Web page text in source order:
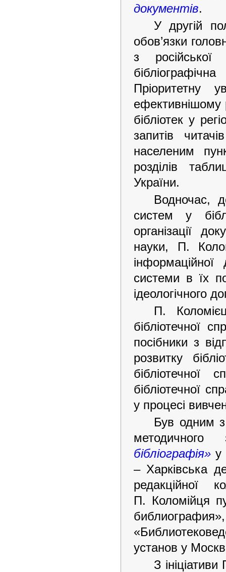
документів.
У другій
обов’язки
з російської
Пріоритетну
ефективнішому
бібліотек у
запитів
населеним
розділів
України.
Водночас,
систем у
організації
науки, П.
інформаційної
системи в їх
ідеологічного
П.
бібліотечної
посібники з
розвитку
бібліотечної
бібліотечної
у процесі
Був одним з
бібліографія» у
– Харківська
редакційної
П. Коломійця
установ у
З